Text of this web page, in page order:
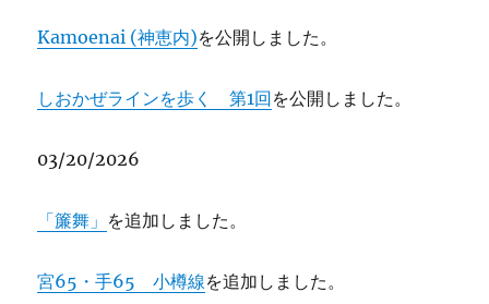
Kamoenai (神恵内)を公開しました。
しおかぜラインを歩く 第1回を公開しました。
03/20/2026
「簾舞」 を追加しました。
宮65・手65 小樽線を追加しました。